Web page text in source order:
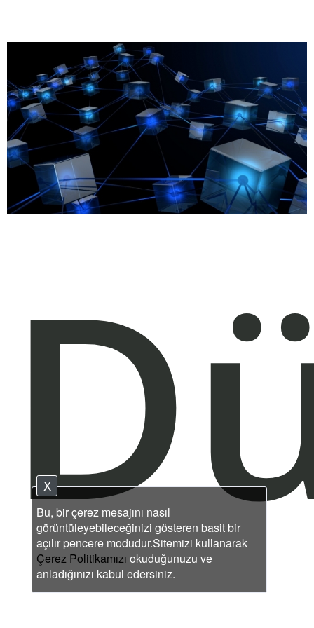
Bu, bir çerez mesajını nasıl
görüntüleyebileceğinizi gösteren basit bir
açılır pencere modudur.Sitemizi kullanarak
Çerez Politikamızı okuduğunuzu ve
anladığınızı kabul edersiniz.
X